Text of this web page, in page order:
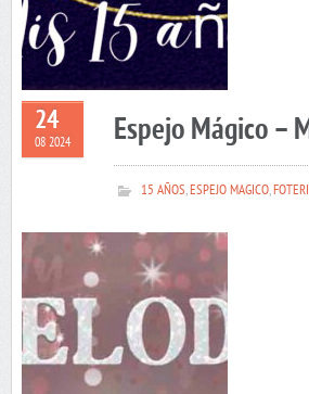
24
08 2024 Espejo Mágico –
15 AÑOS,ESPEJO MAGICO,